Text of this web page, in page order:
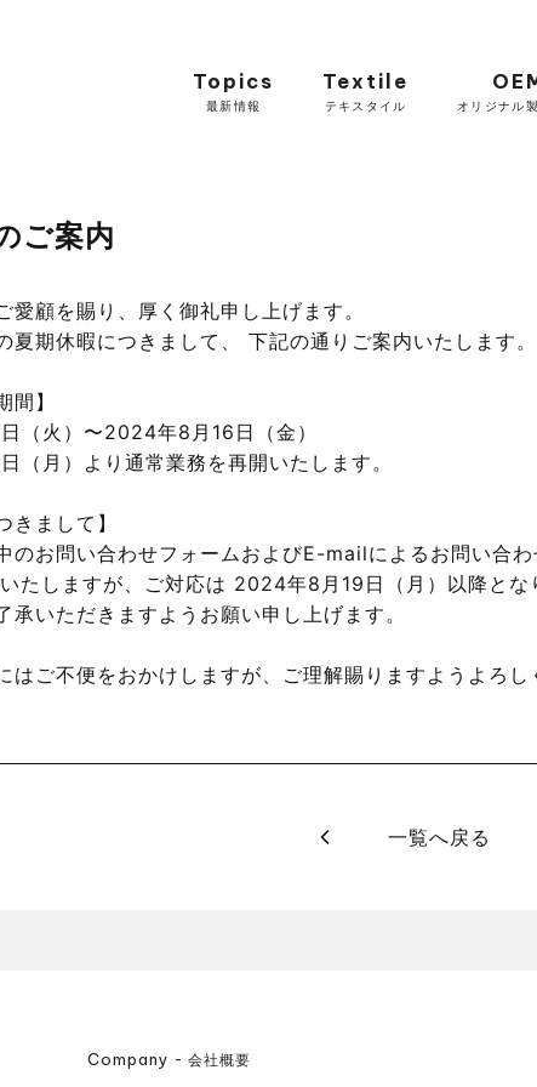
Topics
最新情報
Textile
テキスタイル オリジナル
ご案内
愛顧を賜り、厚く御礼申し上げます。
夏期休暇につきまして、 下記の通りご案内いたします。
間】
（火）〜2024年8月16日（金）
（月）より通常業務を再開いたします。
きまして】
のお問い合わせフォームおよびE-mailによるお問い合
たしますが、ご対応は 2024年8月19日（月）以降とな
承いただきますようお願い申し上げます。
はご不便をおかけしますが、ご理解賜りますようよろし
一覧へ戻る
Company 会社概要